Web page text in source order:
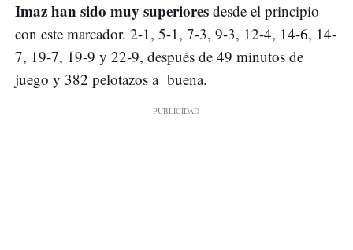
Imaz han sido muy superiores desde el principio
con este marcador. 2-1, 5-1, 7-3, 9-3, 12-4, 14-6, 14-
7, 19-7, 19-9 y 22-9, después de 49 minutos de
juego y 382 pelotazos a buena.